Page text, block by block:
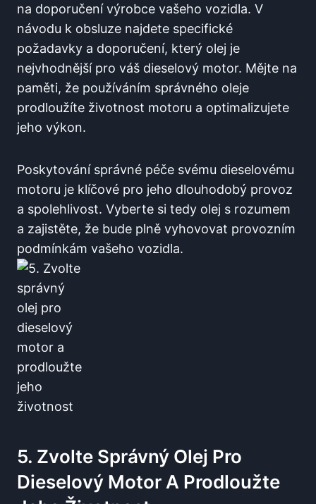
na doporučení výrobce vašeho vozidla. V
návodu k obsluze najdete specifické
požadavky a doporučení, který olej je
nejvhodnější pro váš dieselový motor. Mějte na
paměti, že používáním správného oleje
prodloužíte životnost motoru a optimalizujete
jeho výkon.
Poskytování správné péče svému dieselovému
motoru je klíčové pro jeho dlouhodobý provoz
a spolehlivost. Vyberte si tedy olej s rozumem
a zajistěte, že bude plně vyhovovat provozním
podmínkám vašeho vozidla.
5. Zvolte Správný Olej Pro
Dieselový Motor A Prodloužte